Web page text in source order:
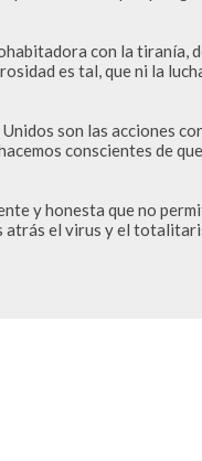
con la tiranía,
es tal, que ni la
son las acciones
conscientes de
y honesta que no
atrás el virus y el